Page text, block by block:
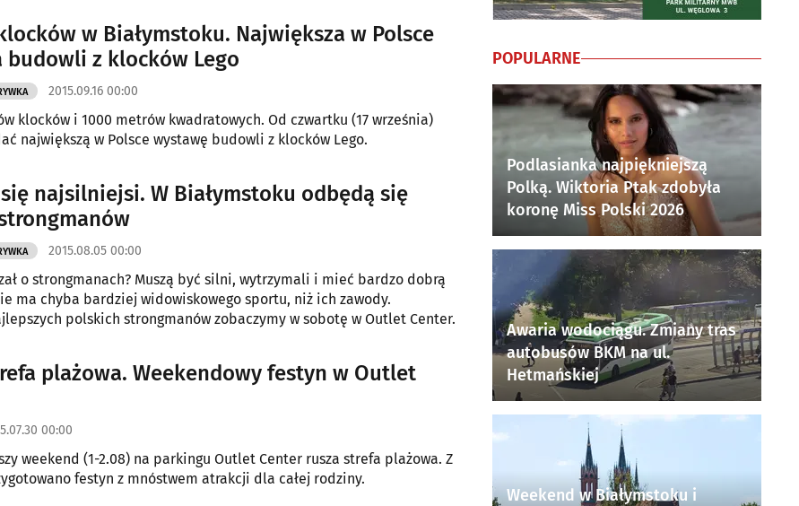
w Białymstoku. Największa w Polsce
budowli z klocków Lego
2015.09.16 00:00
klocków i 1000 metrów kwadratowych. Od czwartku (17 września)
największą w Polsce wystawę budowli z klocków Lego.
najsilniejsi. W Białymstoku odbędą się
2015.08.05 00:00
o strongmanach? Muszą być silni, wytrzymali i mieć bardzo dobrą
ma chyba bardziej widowiskowego sportu, niż ich zawody.
polskich strongmanów zobaczymy w sobotę w Outlet Center.
plażowa. Weekendowy festyn w Outlet
00:00
weekend (1-2.08) na parkingu Outlet Center rusza strefa plażowa. Z
festyn z mnóstwem atrakcji dla całej rodziny.
POPULARNE
Podlasianka najpiękniejszą
Polką. Wiktoria Ptak zdobyła
koronę Miss Polski 2026
Awaria wodociągu. Zmiany tras
autobusów BKM na ul.
Hetmańskiej
Weekend w Białymstoku i